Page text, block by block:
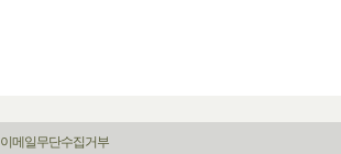
이메일무단수집거부